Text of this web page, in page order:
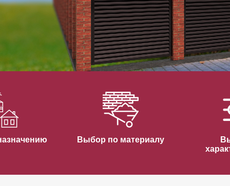
Красивые, дизайнерские заборы
ВЫБОР ПО СПОСОБУ МОНТАЖА
Заборы под ключ
Готовые заборы
Быстровозводимые заборы
Выбор по материалу